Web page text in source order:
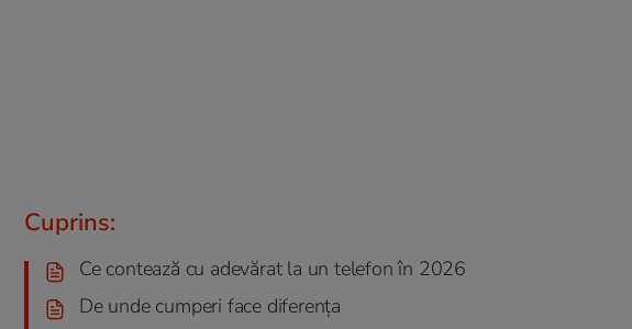
Cuprins:
Ce contează cu adevărat la un telefon în 2026
De unde cumperi face diferența